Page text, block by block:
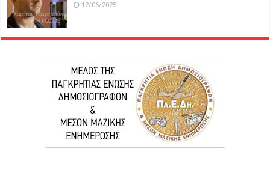
12/06/2025